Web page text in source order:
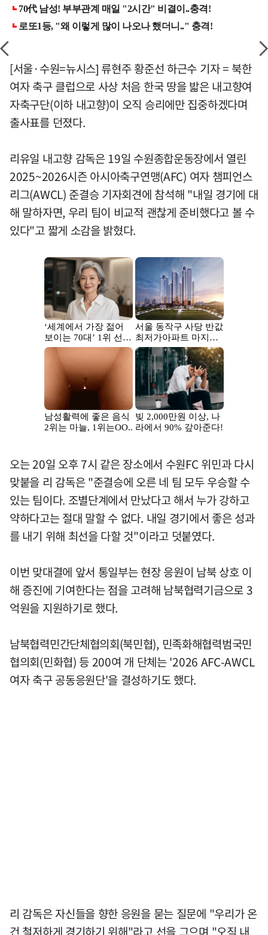
[서울·수원=뉴시스] 류현주 황준선 하근수 기자 = 북한
여자 축구 클럽으로 사상 처음 한국 땅을 밟은 내고향여
자축구단(이하 내고향)이 오직 승리에만 집중하겠다며
출사표를 던졌다.
리유일 내고향 감독은 19일 수원종합운동장에서 열린
2025~2026시즌 아시아축구연맹(AFC) 여자 챔피언스
리그(AWCL) 준결승 기자회견에 참석해 "내일 경기에 대
해 말하자면, 우리 팀이 비교적 괜찮게 준비했다고 볼 수
있다"고 짧게 소감을 밝혔다.
오는 20일 오후 7시 같은 장소에서 수원FC 위민과 다시
맞붙을 리 감독은 "준결승에 오른 네 팀 모두 우승할 수
있는 팀이다. 조별단계에서 만났다고 해서 누가 강하고
약하다고는 절대 말할 수 없다. 내일 경기에서 좋은 성과
를 내기 위해 최선을 다할 것"이라고 덧붙였다.
이번 맞대결에 앞서 통일부는 현장 응원이 남북 상호 이
해 증진에 기여한다는 점을 고려해 남북협력기금으로 3
억원을 지원하기로 했다.
남북협력민간단체협의회(북민협), 민족화해협력범국민
협의회(민화협) 등 200여 개 단체는 '2026 AFC-AWCL
여자 축구 공동응원단'을 결성하기도 했다.
리 감독은 자신들을 향한 응원을 묻는 질문에 "우리가 온
건 철저하게 경기하기 위해"라고 선을 그으며 "오직 내